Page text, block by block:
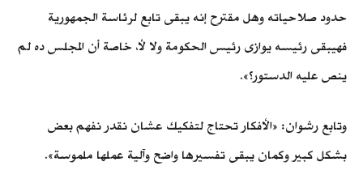
حدود صلاحياته وهل مقترح إنه يبقى تابع لرئاسة الجمهورية
فهيبقى رئيسه يوازى رئيس الحكومة ولا لأ، خاصة أن المجلس ده لم
ينص عليه الدستور؟».
وتابع رشوان: «الأفكار تحتاج لتفكيك عشان نقدر نفهم بعض
بشكل كبير وكمان يبقى تفسيرها واضح وآلية عملها ملموسة».